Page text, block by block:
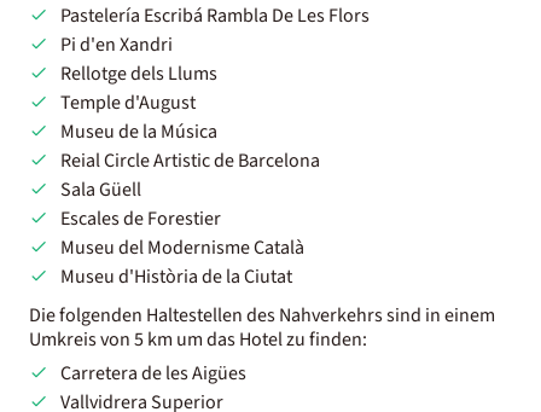
Pastelería Escribá Rambla De Les Flors
Pi d'en Xandri
Rellotge dels Llums
Temple d'August
Museu de la Música
Reial Circle Artistic de Barcelona
Sala Güell
Escales de Forestier
Museu del Modernisme Català
Museu d'Història de la Ciutat
Die folgenden Haltestellen des Nahverkehrs sind in einem
Umkreis von 5 km um das Hotel zu finden:
Carretera de les Aigües
Vallvidrera Superior